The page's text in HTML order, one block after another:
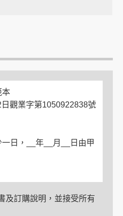
本
觀業字第1050922838號
一日，__年__月__日由甲
及訂購說明，並接受所有